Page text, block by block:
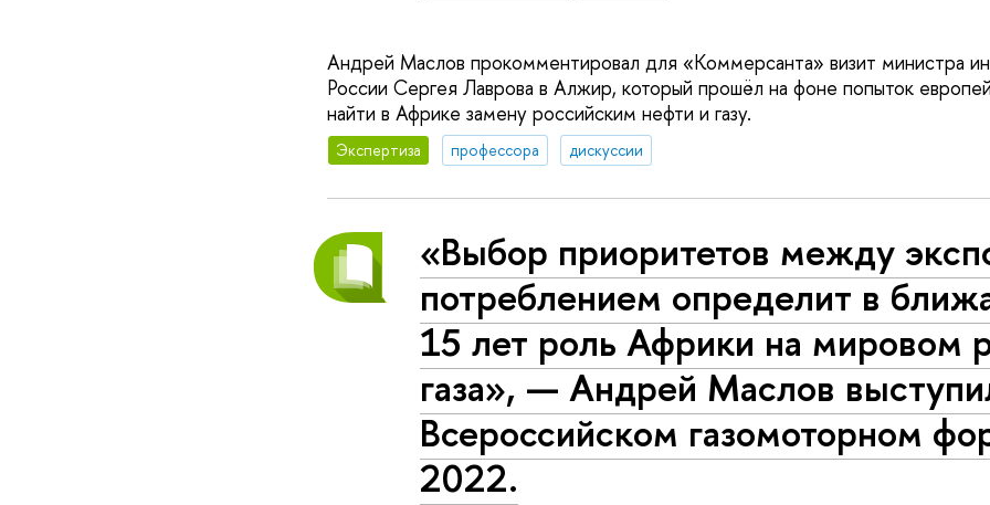
Андрей Маслов прокомментировал для «Коммерсанта» визит министра
России Сергея Лаврова в Алжир, который прошёл на фоне попыток
найти в Африке замену российским нефти и газу.
Экспертиза профессора дискуссии
«Выбор приоритетов между
потреблением определит в
15 лет роль Африки на мировом
газа», — Андрей Маслов
Всероссийском газомоторном
2022.